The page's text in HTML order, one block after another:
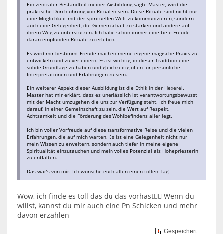
Ein zentraler Bestandteil meiner Ausbildung sagte Master, wird die
praktische Durchführung von Ritualen sein. Diese Rituale sind nicht nur
eine Möglichkeit mit der spirituellen Welt zu kommunizieren, sondern
auch eine Gelegenheit, die Gemeinschaft zu stärken und andere auf
ihrem Weg zu unterstützen. Ich habe schon immer eine tiefe Freude
daran empfunden Rituale zu erleben.
Es wird mir bestimmt Freude machen meine eigene magische Praxis zu
entwickeln und zu verfeinern. Es ist wichtig, in dieser Tradition eine
solide Grundlage zu haben und gleichzeitig offen für persönliche
Interpretationen und Erfahrungen zu sein.
Ein weiterer Aspekt dieser Ausbildung ist die Ethik in der Hexerei.
Master hat mir erklärt, dass es unerlässlich ist verantwortungsbewusst
mit der Macht umzugehen die uns zur Verfügung steht. Ich freue mich
darauf, in einer Gemeinschaft zu sein, die Wert auf Respekt,
Achtsamkeit und die Förderung des Wohlbefindens aller legt.
Ich bin voller Vorfreude auf diese transformative Reise und die vielen
Erfahrungen, die auf mich warten. Es ist eine Gelegenheit nicht nur
mein Wissen zu erweitern, sondern auch tiefer in meine eigene
Spiritualität einzutauchen und mein volles Potenzial als Hohepriesterin
zu entfalten.
Das war’s von mir. Ich wünsche euch allen einen tollen Tag!
Wow, ich finde es toll das du das vorhast👍🏻 Wenn du
willst, kannst du mir auch eine Pn Schicken und mehr
davon erzählen
Gespeichert